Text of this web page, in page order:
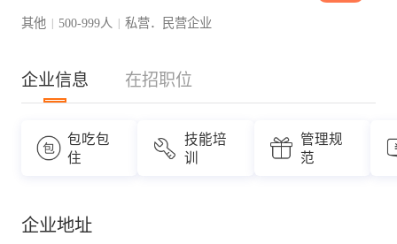
其他 | 500-999人 | 私营．民营企业
企业信息 在招职位
包吃包
住
技能培
训
管理规
范
企业地址